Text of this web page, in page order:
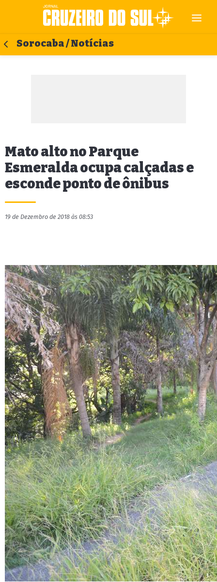
Sorocaba / Notícias
Mato alto no Parque
Esmeralda ocupa calçadas e
esconde ponto de ônibus
19 de Dezembro de 2018 às 08:53